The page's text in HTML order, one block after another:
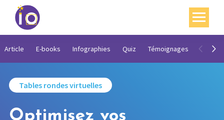
Vos enjeux
Académie
Ressources
Article E-books Infographies Quiz Témoignages Vidéos
Tables rondes virtuelles
Optimisez vos